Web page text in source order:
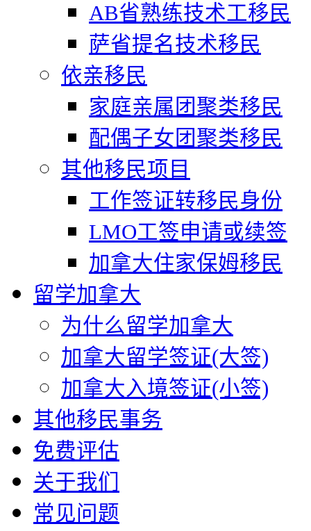
AB省熟练技术工移民
萨省提名技术移民
依亲移民
家庭亲属团聚类移民
配偶子女团聚类移民
其他移民项目
工作签证转移民身份
LMO工签申请或续签
加拿大住家保姆移民
留学加拿大
为什么留学加拿大
加拿大留学签证(大签)
加拿大入境签证(小签)
其他移民事务
免费评估
关于我们
常见问题